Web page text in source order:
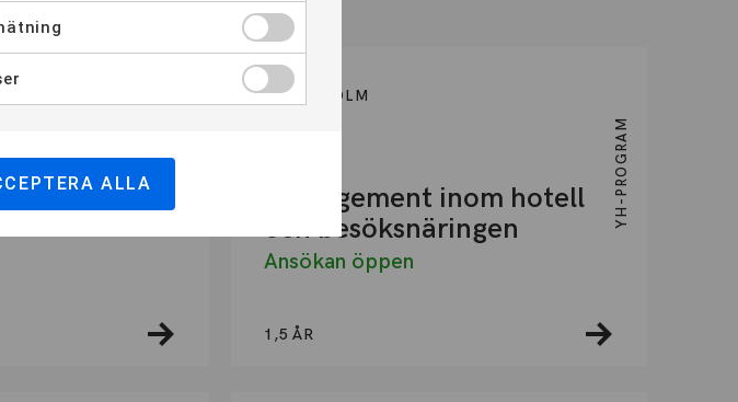
STOCKHOLM
Management inom hotell
och besöksnäringen
Ansökan öppen
YH-PROGRAM
1,5 ÅR
ALLA